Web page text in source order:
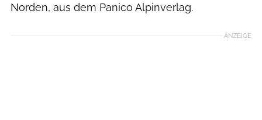
Norden, aus dem Panico Alpinverlag.
ANZEIGE